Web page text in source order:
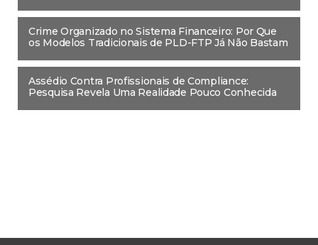
Crime Organizado no Sistema Financeiro: Por Que
os Modelos Tradicionais de PLD-FTP Já Não Bastam
Assédio Contra Profissionais de Compliance:
Pesquisa Revela Uma Realidade Pouco Conhecida